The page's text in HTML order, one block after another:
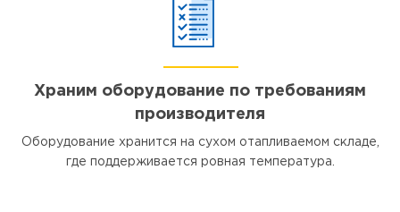
Храним оборудование по требованиям
производителя
Оборудование хранится на сухом отапливаемом складе,
где поддерживается ровная температура.